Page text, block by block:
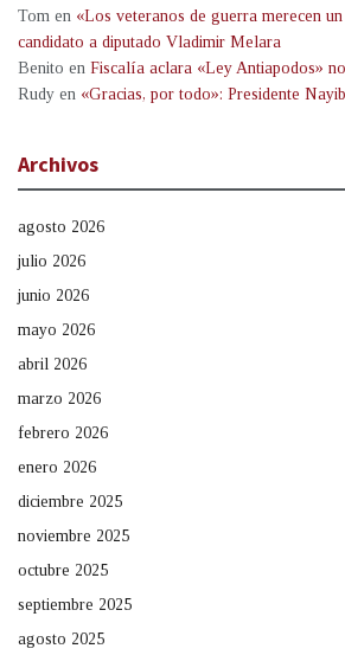
Tom en «Los veteranos de guerra merecen
candidato a diputado Vladimir Melara
Benito en Fiscalía aclara «Ley Antiapodos»
Rudy en «Gracias, por todo»: Presidente
Archivos
agosto 2026
julio 2026
junio 2026
mayo 2026
abril 2026
marzo 2026
febrero 2026
enero 2026
diciembre 2025
noviembre 2025
octubre 2025
septiembre 2025
agosto 2025